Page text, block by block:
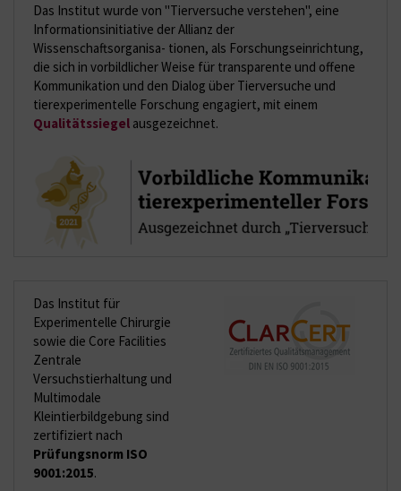
Das Institut wurde von "Tierversuche verstehen", eine
Informationsinitiative der Allianz der
Wissenschaftsorganisa- tionen, als Forschungseinrichtung,
die sich in vorbildlicher Weise für transparente und offene
Kommunikation und den Dialog über Tierversuche und
tierexperimentelle Forschung engagiert, mit einem
Qualitätssiegel ausgezeichnet.
Das Institut für
Experimentelle Chirurgie
sowie die Core Facilities
Zentrale
Versuchstierhaltung und
Multimodale
Kleintierbildgebung sind
zertifiziert nach
Prüfungsnorm ISO
9001:2015.